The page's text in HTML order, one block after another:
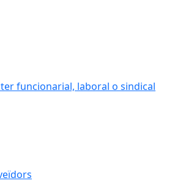
funcionarial, laboral o sindical